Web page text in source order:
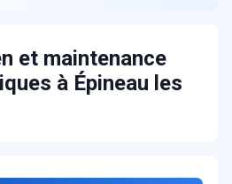
et maintenance
à Épineau les